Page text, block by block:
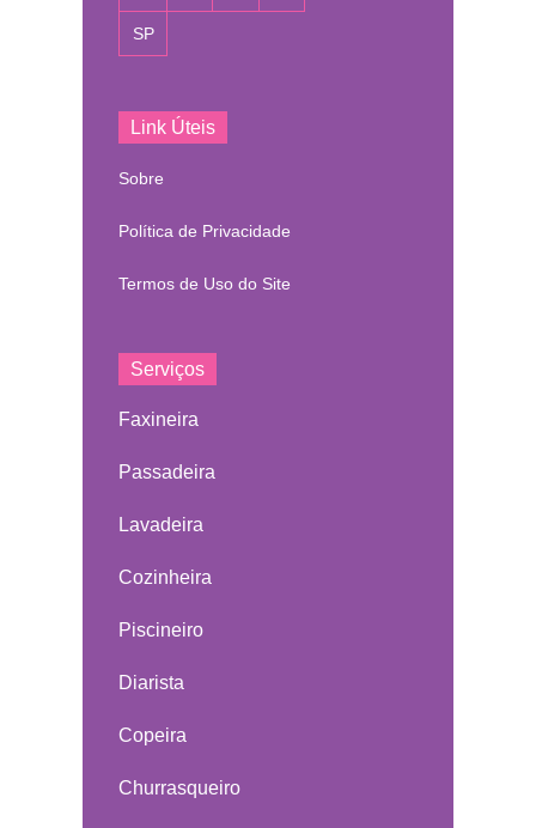
SP
Link Úteis
Sobre
Política de Privacidade
Termos de Uso do Site
Serviços
Faxineira
Passadeira
Lavadeira
Cozinheira
Piscineiro
Diarista
Copeira
Churrasqueiro